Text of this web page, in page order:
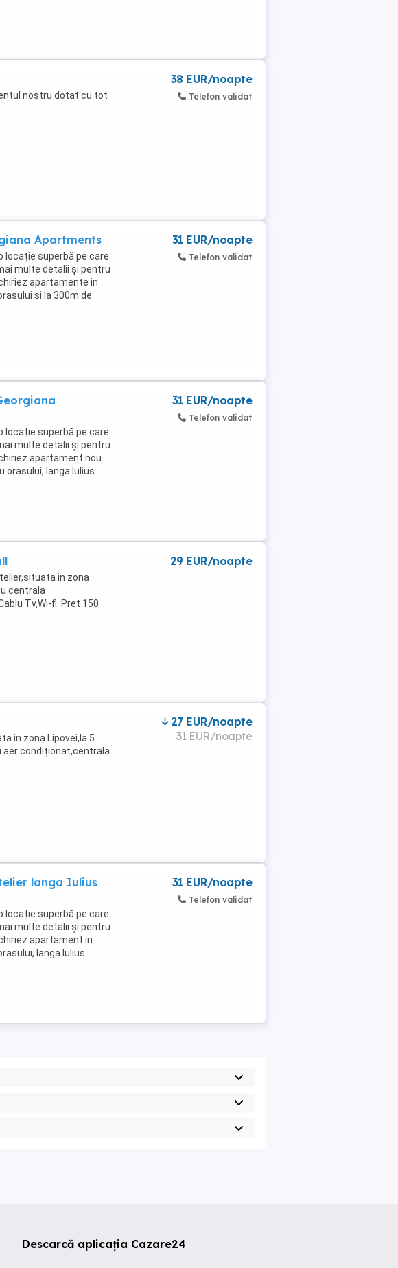
nostru dotat cu tot
38 EUR/noapte
Telefon validat
Apartments
locație superbă pe care
multe detalii și pentru
apartamente in
si la 300m de
31 EUR/noapte
Telefon validat
locație superbă pe care
multe detalii și pentru
apartament nou
orasului, langa Iulius
31 EUR/noapte
Telefon validat
in zona
centrala
Tv,Wi-fi. Pret 150
29 EUR/noapte
in zona Lipovei,la 5
aer condiționat,centrala
27 EUR/noapte
31 EUR/noapte
langa Iulius
locație superbă pe care
multe detalii și pentru
apartament in
langa Iulius
31 EUR/noapte
Telefon validat
Descarcă aplicația Cazare24